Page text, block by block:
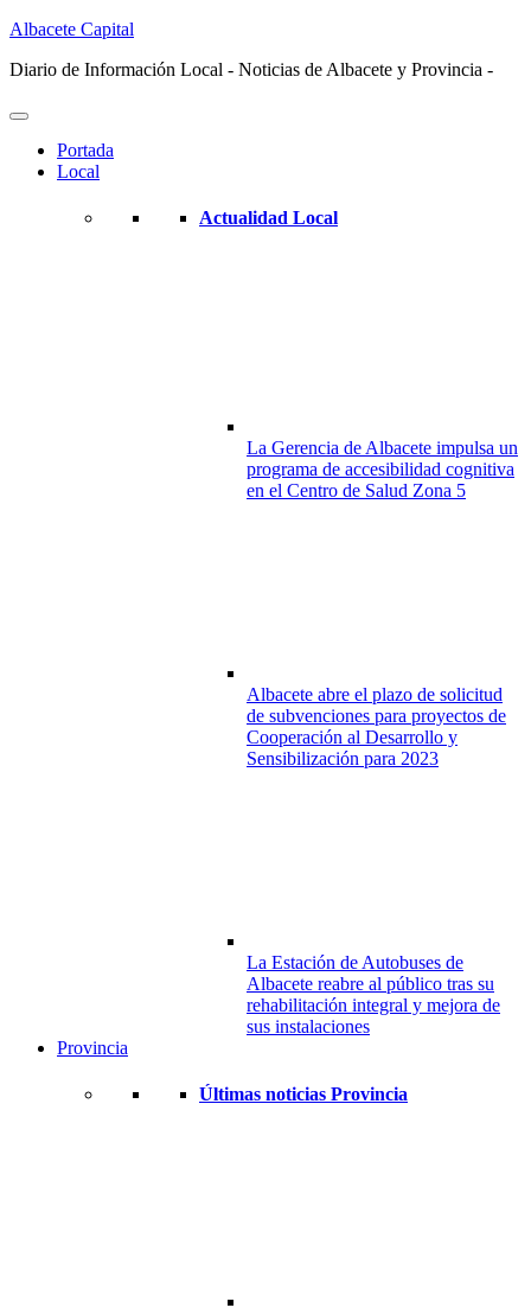
Albacete Capital
Diario de Información Local - Noticias de Albacete y Provincia -
Portada
Local
Actualidad Local
La Gerencia de Albacete impulsa un
programa de accesibilidad cognitiva
en el Centro de Salud Zona 5
Albacete abre el plazo de solicitud
de subvenciones para proyectos de
Cooperación al Desarrollo y
Sensibilización para 2023
La Estación de Autobuses de
Albacete reabre al público tras su
rehabilitación integral y mejora de
sus instalaciones
Provincia
Últimas noticias Provincia